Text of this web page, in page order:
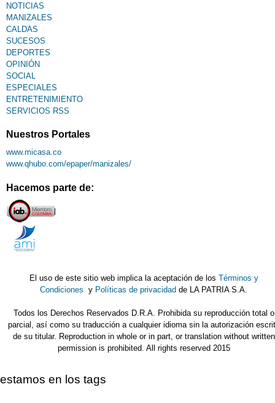
NOTICIAS
MANIZALES
CALDAS
SUCESOS
DEPORTES
OPINIÓN
SOCIAL
ESPECIALES
ENTRETENIMIENTO
SERVICIOS RSS
Nuestros Portales
www.micasa.co
www.qhubo.com/epaper/manizales/
Hacemos parte de:
El uso de este sitio web implica la aceptación de los Términos y
Condiciones y Políticas de privacidad de LA PATRIA S.A.
Todos los Derechos Reservados D.R.A. Prohibida su reproducción total o
parcial, así como su traducción a cualquier idioma sin la autorización
de su titular. Reproduction in whole or in part, or translation without written
permission is prohibited. All rights reserved 2015
estamos en los tags